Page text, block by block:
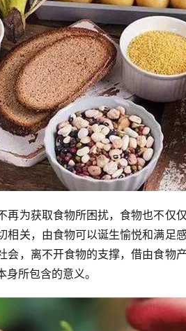
再为获取食物所困扰，食物也不仅
相关，由食物可以诞生愉悦和满足
会，离不开食物的支撑，借由食物
所包含的意义。